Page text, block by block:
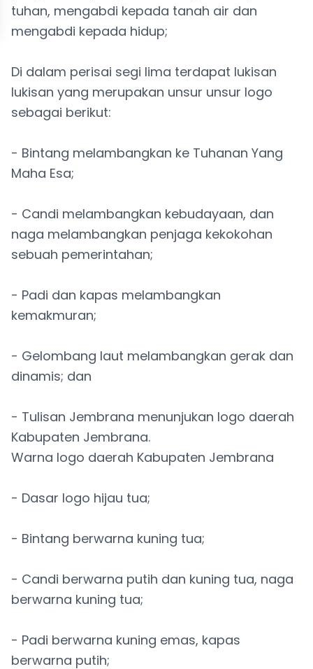
tuhan, mengabdi kepada tanah air dan
mengabdi kepada hidup;
Di dalam perisai segi lima terdapat lukisan
lukisan yang merupakan unsur unsur logo
sebagai berikut:
- Bintang melambangkan ke Tuhanan Yang
Maha Esa;
- Candi melambangkan kebudayaan, dan
naga melambangkan penjaga kekokohan
sebuah pemerintahan;
- Padi dan kapas melambangkan
kemakmuran;
- Gelombang laut melambangkan gerak dan
dinamis; dan
- Tulisan Jembrana menunjukan logo daerah
Kabupaten Jembrana.
Warna logo daerah Kabupaten Jembrana
- Dasar logo hijau tua;
- Bintang berwarna kuning tua;
- Candi berwarna putih dan kuning tua, naga
berwarna kuning tua;
- Padi berwarna kuning emas, kapas
berwarna putih;